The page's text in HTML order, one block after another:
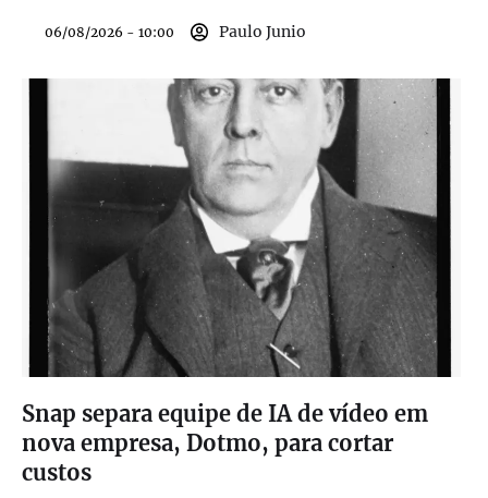
06/08/2026 - 10:00 Paulo Junio
Snap separa equipe de IA de vídeo em
nova empresa, Dotmo, para cortar
custos